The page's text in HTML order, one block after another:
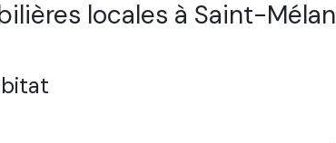
locales à Saint-